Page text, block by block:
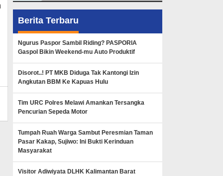
Berita Terbaru
Ngurus Paspor Sambil Riding? PASPORIA
Gaspol Bikin Weekend-mu Auto Produktif
Disorot..! PT MKB Diduga Tak Kantongi Izin
Angkutan BBM Ke Kapuas Hulu
Tim URC Polres Melawi Amankan Tersangka
Pencurian Sepeda Motor
Tumpah Ruah Warga Sambut Peresmian Taman
Pasar Kakap, Sujiwo: Ini Bukti Kerinduan
Masyarakat
Visitor Adiwiyata DLHK Kalimantan Barat